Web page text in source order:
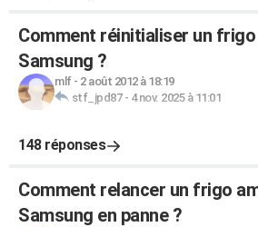
Comment réinitialiser un
Samsung ?
mlf- 2 août 2012 à 18:19
stf_jpd87- 4 nov. 2025 à 11:01
148 réponses
Comment relancer un frigo
Samsung en panne ?